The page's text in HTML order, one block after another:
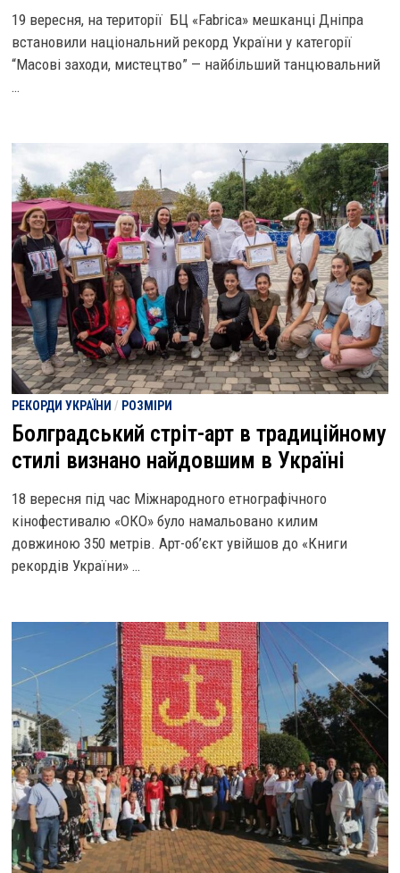
19 вересня, на території БЦ «Fabrica» мешканці Дніпра
встановили національний рекорд України у категорії
“Масові заходи, мистецтво” — найбільший танцювальний
…
РЕКОРДИ УКРАЇНИ / РОЗМІРИ
Болградський стріт-арт в традиційному
стилі визнано найдовшим в Україні
18 вересня під час Міжнародного етнографічного
кінофестивалю «ОКО» було намальовано килим
довжиною 350 метрів. Арт-об’єкт увійшов до «Книги
рекордів України» …